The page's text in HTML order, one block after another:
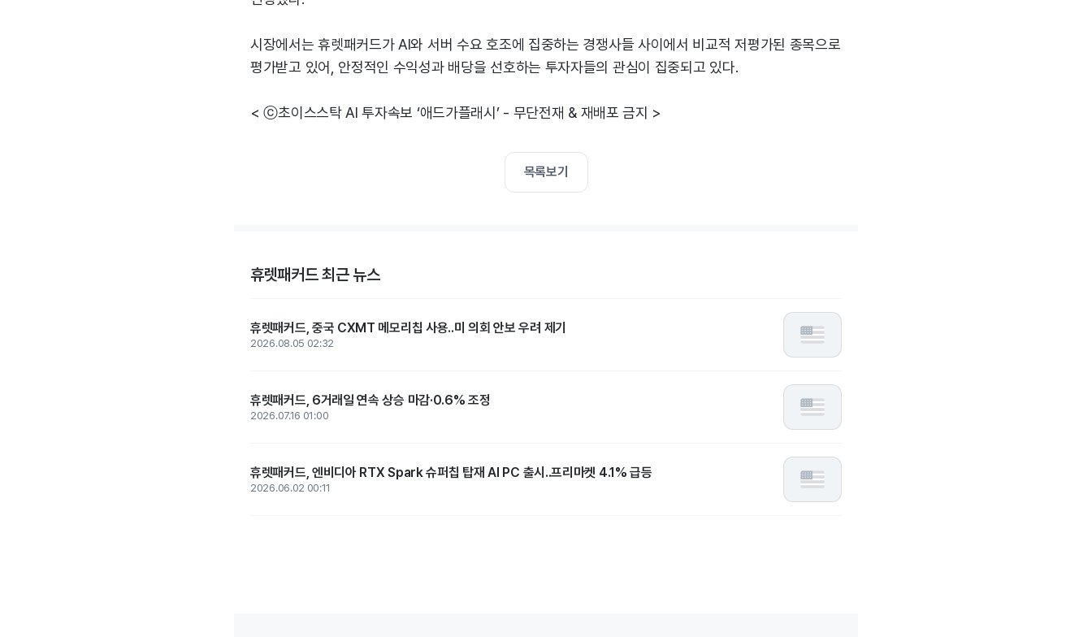
시장에서는 휴렛패커드가 AI와 서버 수요 호조에 집중하는 경쟁사들 사이에서 비교적 저평가된 종목으로
평가받고 있어, 안정적인 수익성과 배당을 선호하는 투자자들의 관심이 집중되고 있다.
< ⓒ초이스스탁 AI 투자속보 ‘애드가플래시’ - 무단전재 & 재배포 금지 >
목록보기
휴렛패커드 최근 뉴스
휴렛패커드, 중국 CXMT 메모리칩 사용..미 의회 안보 우려 제기
2026.08.05 02:32
휴렛패커드, 6거래일 연속 상승 마감·0.6% 조정
2026.07.16 01:00
휴렛패커드, 엔비디아 RTX Spark 슈퍼칩 탑재 AI PC 출시..프리마켓 4.1% 급등
2026.06.02 00:11